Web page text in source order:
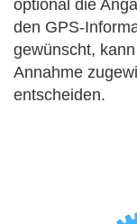
optional die
den GPS-
gewünscht,
Annahme
entscheiden.